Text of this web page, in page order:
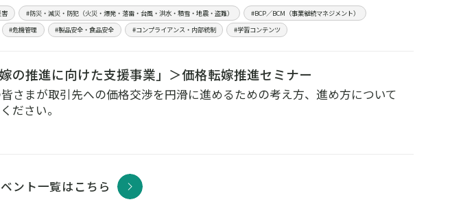
害 #防災・減災・防犯（火災・爆発・落雷・台風・洪水・積雪・地震・盗難）
#BCP／BCM（事業継続マネジメント）
#危機管理 #製品安全・食品安全 #コンプライアンス・内部統制 #学習コンテンツ
の推進に向けた支援事業」＞価格転嫁推進セミナー
さまが取引先への価格交渉を円滑に進めるための考え方、進め方について
ださい。
ント一覧はこちら